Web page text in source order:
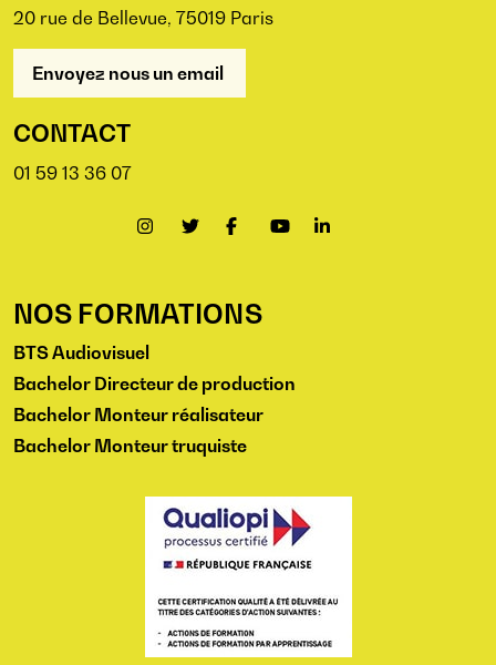
20 rue de Bellevue, 75019 Paris
Envoyez nous un email
CONTACT
01 59 13 36 07
NOS FORMATIONS
BTS Audiovisuel
Bachelor Directeur de production
Bachelor Monteur réalisateur
Bachelor Monteur truquiste